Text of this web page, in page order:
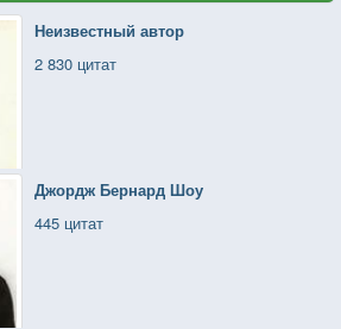
Неизвестный автор
2 830 цитат
Джордж Бернард Шоу
445 цитат